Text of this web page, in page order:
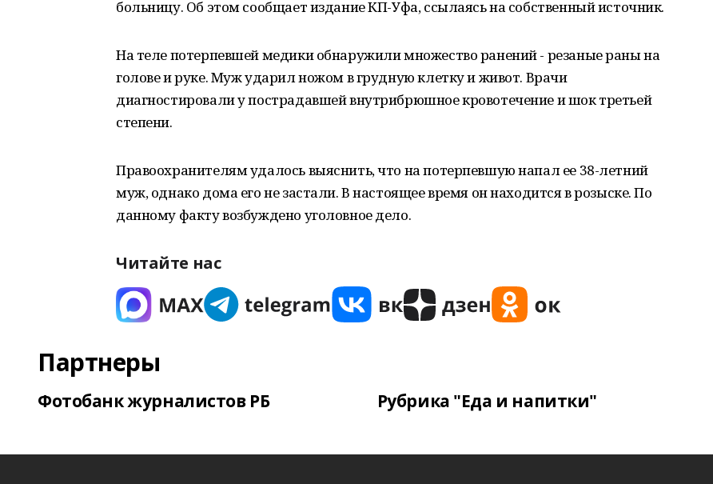
больницу. Об этом сообщает издание КП-Уфа, ссылаясь на собственный источник.
На теле потерпевшей медики обнаружили множество ранений - резаные раны на
голове и руке. Муж ударил ножом в грудную клетку и живот. Врачи
диагностировали у пострадавшей внутрибрюшное кровотечение и шок третьей
степени.
Правоохранителям удалось выяснить, что на потерпевшую напал ее 38-летний
муж, однако дома его не застали. В настоящее время он находится в розыске. По
данному факту возбуждено уголовное дело.
Читайте нас
Партнеры
Фотобанк журналистов РБ Рубрика "Еда и напитки"